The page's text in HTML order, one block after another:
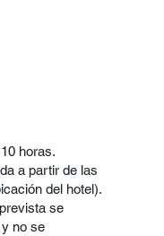
horas.
a partir de las
del hotel).
se
y no se